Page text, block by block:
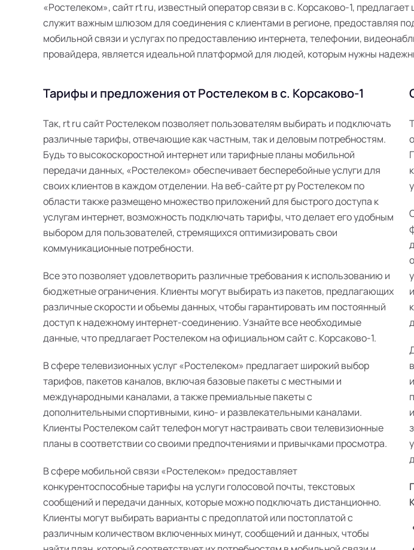
«Ростелеком», сайт rt ru, известный оператор связи в с. Корсаково-1,
служит важным шлюзом для соединения с клиентами в регионе, предоставляя
мобильной связи и услугах по предоставлению интернета, телефонии,
провайдера, является идеальной платформой для людей, которым нужны
Тарифы и предложения от Ростелеком в с. Корсаково-1
Так, rt ru сайт Ростелеком позволяет пользователям выбирать и подключать
различные тарифы, отвечающие как частным, так и деловым потребностям.
Будь то высокоскоростной интернет или тарифные планы мобильной
передачи данных, «Ростелеком» обеспечивает бесперебойные услуги для
своих клиентов в каждом отделении. На веб-сайте рт ру Ростелеком по
области также размещено множество приложений для быстрого доступа к
услугам интернет, возможность подключать тарифы, что делает его удобным
выбором для пользователей, стремящихся оптимизировать свои
коммуникационные потребности.
Все это позволяет удовлетворить различные требования к использованию и
бюджетные ограничения. Клиенты могут выбирать из пакетов, предлагающих
различные скорости и объемы данных, чтобы гарантировать им постоянный
доступ к надежному интернет-соединению. Узнайте все необходимые
данные, что предлагает Ростелеком на официальном сайт с. Корсаково-1.
В сфере телевизионных услуг «Ростелеком» предлагает широкий выбор
тарифов, пакетов каналов, включая базовые пакеты с местными и
международными каналами, а также премиальные пакеты с
дополнительными спортивными, кино- и развлекательными каналами.
Клиенты Ростелеком сайт телефон могут настраивать свои телевизионные
планы в соответствии со своими предпочтениями и привычками просмотра.
В сфере мобильной связи «Ростелеком» предоставляет
конкурентоспособные тарифы на услуги голосовой почты, текстовых
сообщений и передачи данных, которые можно подключать дистанционно.
Клиенты могут выбирать варианты с предоплатой или постоплатой с
различным количеством включенных минут, сообщений и данных, чтобы